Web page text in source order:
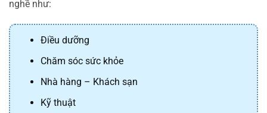
nghề như:
Điều dưỡng
Chăm sóc sức khỏe
Nhà hàng – Khách sạn
Kỹ thuật